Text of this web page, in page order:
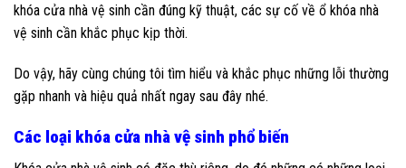
khóa cửa nhà vệ sinh cần đúng kỹ thuật, các sự cố về ổ khóa nhà
vệ sinh cần khắc phục kịp thời.
Do vậy, hãy cùng chúng tôi tìm hiểu và khắc phục những lỗi thường
gặp nhanh và hiệu quả nhất ngay sau đây nhé.
Các loại khóa cửa nhà vệ sinh phổ biến